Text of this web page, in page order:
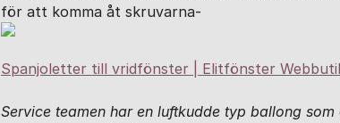
för att komma åt skruvarna-
Spanjoletter till vridfönster | Elitfönster
Service teamen har en luftkudde typ ballong